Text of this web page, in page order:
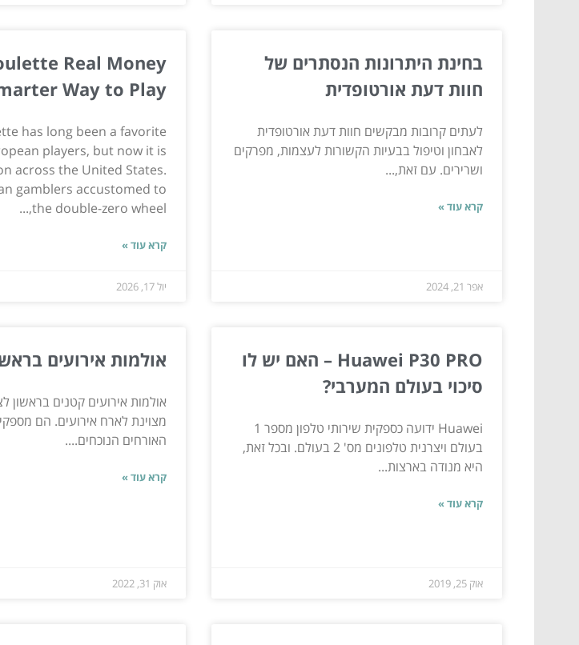
בחינת היתרונות הנסתרים של
חוות דעת אורטופדית
לעתים קרובות מבקשים חוות דעת אורטופדית
לאבחון וטיפול בבעיות הקשורות לעצמות, מפרקים
ושרירים. עם זאת,...
קרא עוד »
אפר 21, 2024
Real Money
Way to Play
has long been a favorite
players, but now it is
across the United States.
gamblers accustomed to
the double-zero wheel,...
קרא עוד »
יול 17, 2026
Huawei P30 PRO – האם יש לו
סיכוי בעולם המערבי?
Huawei ידועה כספקית שירותי טלפון מספר 1
בעולם ויצרנית טלפונים מס' 2 בעולם. ובכל זאת,
היא מנודה בארצות...
קרא עוד »
אוק 25, 2019
אולמות אירועים
אולמות אירועים קטנים בראשון
מצוינת לארח אירועים. הם
האורחים הנוכחים....
קרא עוד »
אוק 31, 2022